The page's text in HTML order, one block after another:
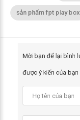
sản phẩm fpt play box
Mời bạn để lại bình
được ý kiến của bạn